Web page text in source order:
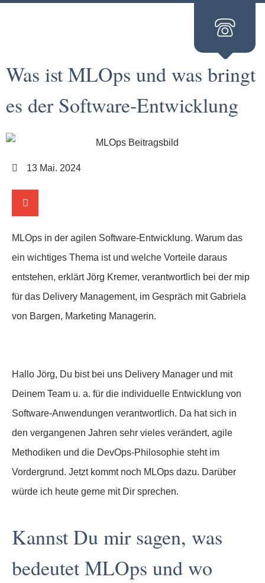
Was ist MLOps und was bringt
es der Software-Entwicklung
13 Mai. 2024
MLOps in der agilen Software-Entwicklung. Warum das
ein wichtiges Thema ist und welche Vorteile daraus
entstehen, erklärt Jörg Kremer, verantwortlich bei der mip
für das Delivery Management, im Gespräch mit Gabriela
von Bargen, Marketing Managerin.
Hallo Jörg, Du bist bei uns Delivery Manager und mit
Deinem Team u. a. für die individuelle Entwicklung von
Software-Anwendungen verantwortlich. Da hat sich in
den vergangenen Jahren sehr vieles verändert, agile
Methodiken und die DevOps-Philosophie steht im
Vordergrund. Jetzt kommt noch MLOps dazu. Darüber
würde ich heute gerne mit Dir sprechen.
Kannst Du mir sagen, was
bedeutet MLOps und wo